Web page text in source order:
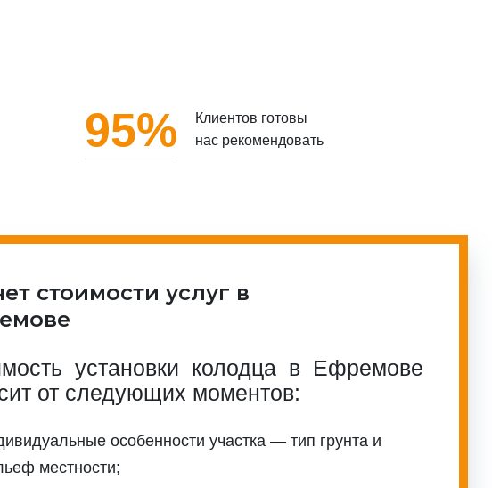
95%
Клиентов готовы
нас рекомендовать
стоимости услуг в
установки колодца в Ефремове
от следующих моментов:
особенности участка — тип грунта и
местности;